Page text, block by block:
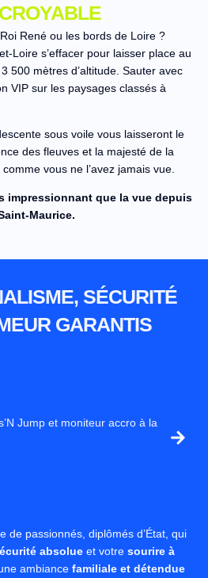
René ou les bords de Loire ?
Loire s’effacer pour laisser place au
500 mètres d’altitude. Sauter avec
VIP sur les paysages classés à
sous voile vous laisseront le
des fleuves et la majesté de la
vous ne l’avez jamais vue.
impressionnant que la vue depuis
Maurice.
SÉCURITÉ
GARANTIS
Jump et moniteur accro à la
de passionnés, diplômés d’État, qui
absolueet votre sourire à
ambiance familiale et détendue